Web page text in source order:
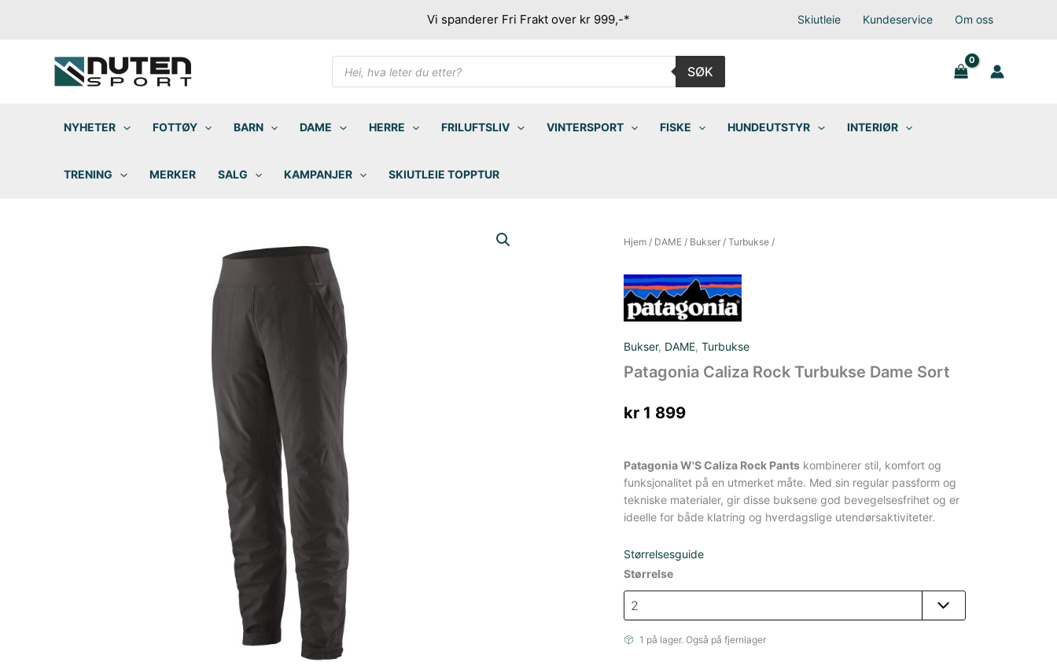
Vi spanderer Fri Frakt over kr 999,-* Skiutleie Kundeservice Om oss
Products
search
SØK
NYHETER FOTTØY BARN DAME HERRE FRILUFTSLIV VINTERSPORT FISKE HUNDEUTSTYR INTERIØR
TRENING MERKER SALG KAMPANJER SKIUTLEIE TOPPTUR
Hjem/ DAME/ Bukser/ Turbukse/
Bukser, DAME, Turbukse
Patagonia Caliza Rock Turbukse Dame Sort
kr1 899
Patagonia W'S Caliza Rock Pantskombinerer stil, komfort og
funksjonalitet på en utmerket måte. Med sin regular passform og
tekniske materialer, gir disse buksene god bevegelsesfrihet og er
ideelle for både klatring og hverdagslige utendørsaktiviteter.
Størrelsesguide
Størrelse
1 på lager. Også på fjernlager